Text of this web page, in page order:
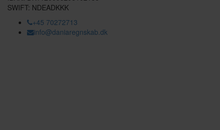
SWIFT: NDEADKKK
+45 70272713
info@daniaregnskab.dk